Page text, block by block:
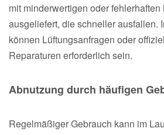
mit minderwertigen oder
ausgeliefert, die schneller ausfallen.
können Lüftungsanfragen oder
Reparaturen erforderlich sein.
Abnutzung durch häufigen
Regelmäßiger Gebrauch kann im